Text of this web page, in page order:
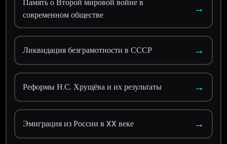
современном обществе
→
Ликвидация безграмотности в СССР →
Реформы Н.С. Хрущёва и их результаты →
Эмиграция из России в XX веке →